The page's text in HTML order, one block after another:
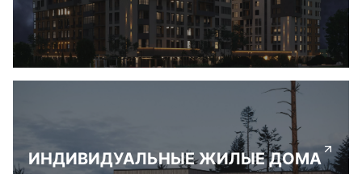
ИНДИВИДУАЛЬНЫЕ ЖИЛЫЕ ДОМА